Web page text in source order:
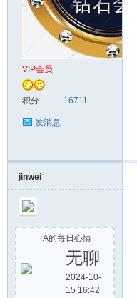
坛
VIP会员
积分 16711
发消息
jinwei
TA的每日心情
无聊
2024-10-
15 16:42